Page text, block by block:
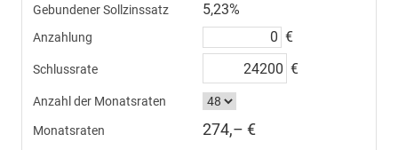
Gebundener Sollzinssatz 5,23%
Anzahlung €
Schlussrate €
Anzahl der Monatsraten
Monatsraten 274,– €